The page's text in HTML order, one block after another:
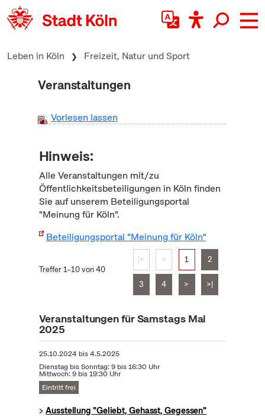
zum Inhalt springen
Leben in Köln Freizeit, Natur und Sport
Veranstaltungen
Vorlesen lassen
Hinweis:
Alle Veranstaltungen mit/zu
Öffentlichkeitsbeteiligungen in Köln finden
Sie auf unserem Beteiligungsportal
"Meinung für Köln".
Beteiligungsportal "Meinung für Köln"
Treffer 1–10 von 40
|< < 1 2
3 4 > >|
Veranstaltungen für Samstags Mai
2025
25.10.2024 bis4.5.2025
Dienstag bis Sonntag: 9 bis 16:30 Uhr
Mittwoch: 9 bis 19:30 Uhr
Eintritt frei
Ausstellung "Geliebt, Gehasst, Gegessen"